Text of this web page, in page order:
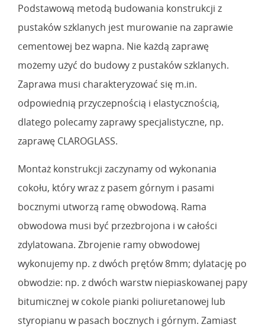
Podstawową metodą budowania konstrukcji z
pustaków szklanych jest murowanie na zaprawie
cementowej bez wapna. Nie każdą zaprawę
możemy użyć do budowy z pustaków szklanych.
Zaprawa musi charakteryzować się m.in.
odpowiednią przyczepnością i elastycznością,
dlatego polecamy zaprawy specjalistyczne, np.
zaprawę CLAROGLASS.
Montaż konstrukcji zaczynamy od wykonania
cokołu, który wraz z pasem górnym i pasami
bocznymi utworzą ramę obwodową. Rama
obwodowa musi być przezbrojona i w całości
zdylatowana. Zbrojenie ramy obwodowej
wykonujemy np. z dwóch prętów 8mm; dylatację po
obwodzie: np. z dwóch warstw niepiaskowanej papy
bitumicznej w cokole pianki poliuretanowej lub
styropianu w pasach bocznych i górnym. Zamiast